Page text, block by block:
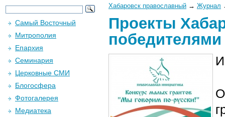
Хабаровск православный → Журнал
Проекты
Самый Восточный
Митрополия
Епархия
Семинария
Церковные СМИ
Блогосфера
Фотогалерея
Медиатека